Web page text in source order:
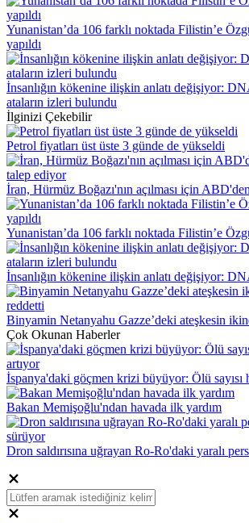
Yunanistan’da 106 farklı noktada Filistin’e
yapıldı
İnsanlığın kökenine ilişkin anlatı değişiyor:
ataların izleri bulundu
İlginizi Çekebilir
Petrol fiyatları üst üste 3 günde de yükseldi
İran, Hürmüz Boğazı'nın açılması için
Yunanistan’da 106 farklı noktada Filistin’e
İnsanlığın kökenine ilişkin anlatı değişiyor:
Binyamin Netanyahu Gazze’deki ateşkesin
Çok Okunan Haberler
İspanya'daki göçmen krizi büyüyor: Ölü sayısı
Bakan Memişoğlu'ndan havada ilk yardım
Dron saldırısına uğrayan Ro-Ro'daki yaralı